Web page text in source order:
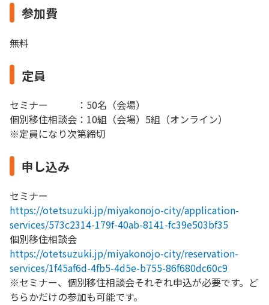
参加費
無料
定員
セミナー ：50名（会場）
個別移住相談会：10組（会場）5組（オンライン）
※定員になり次第締切
申し込み
セミナー
https://otetsuzuki.jp/miyakonojo-city/application-
services/573c2314-179f-40ab-8141-fc39e503bf35
個別移住相談会
https://otetsuzuki.jp/miyakonojo-city/reservation-
services/1f45af6d-4fb5-4d5e-b755-86f680dc60c9
※セミナー、個別移住相談会それぞれ申込が必要です。ど
ちらかだけの参加も可能です。